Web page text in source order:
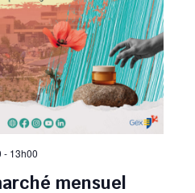
mensuel
- 13h00